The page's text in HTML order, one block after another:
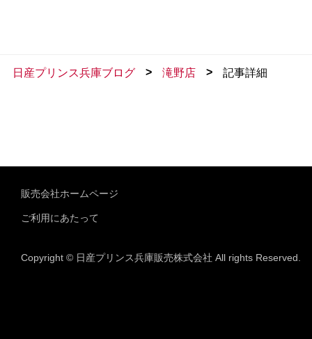
日産プリンス兵庫ブログ > 滝野店 > 記事詳細
販売会社ホームページ
ご利用にあたって
Copyright © 日産プリンス兵庫販売株式会社 All rights Reserved.